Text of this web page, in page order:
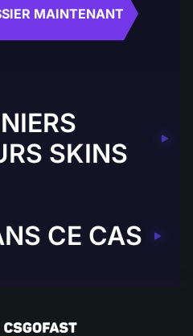
MAINTENANT
SKINS
CE CAS